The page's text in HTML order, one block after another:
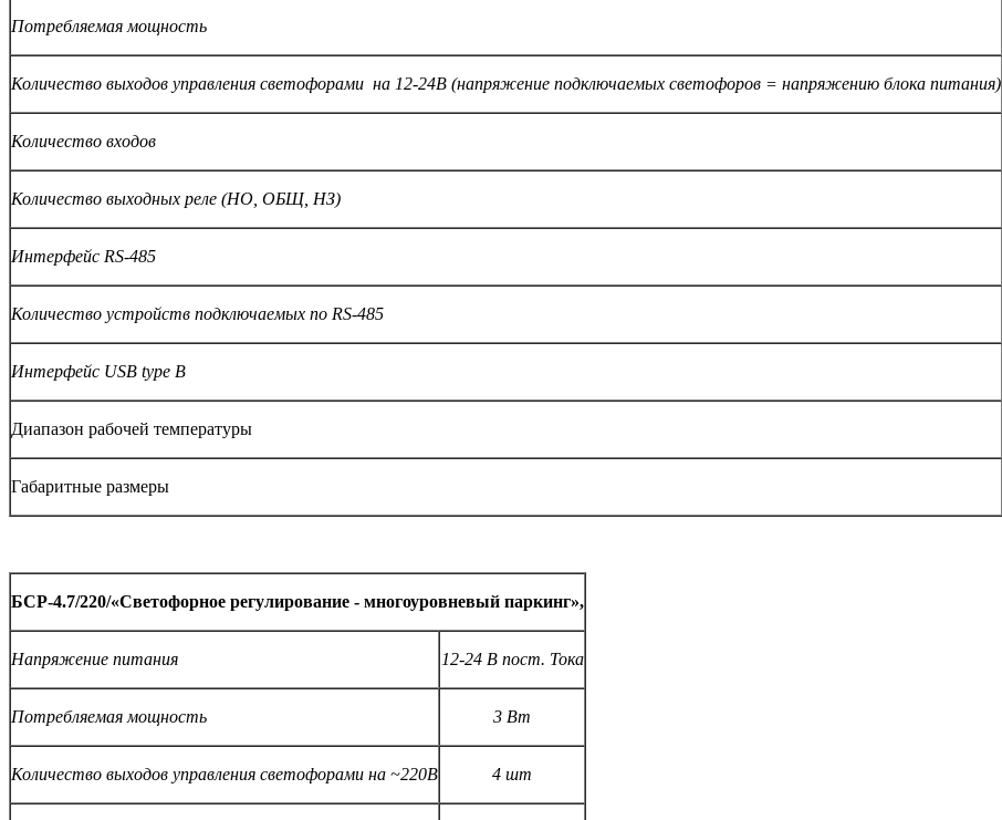
Потребляемая мощность
Количество выходов управления светофорами на 12-24В (напряжение подключаемых светофоров = напряжению блока питания)
Количество входов
Количество выходных реле (НО, ОБЩ, НЗ)
Интерфейс RS-485
Количество устройств подключаемых по RS-485
Интерфейс USB type B
Диапазон рабочей температуры
Габаритные размеры
БСР-4.7/220/«Светофорное регулирование - многоуровневый паркинг»,
Напряжение питания 12-24 В пост. Тока
Потребляемая мощность 3 Вт
Количество выходов управления светофорами на ~220В 4 шт